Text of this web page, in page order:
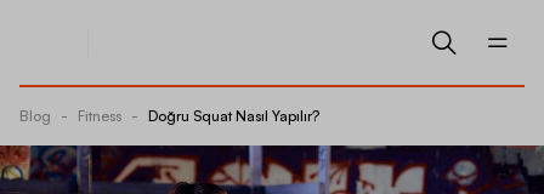
Blog - Fitness - Doğru Squat Nasıl Yapılır?